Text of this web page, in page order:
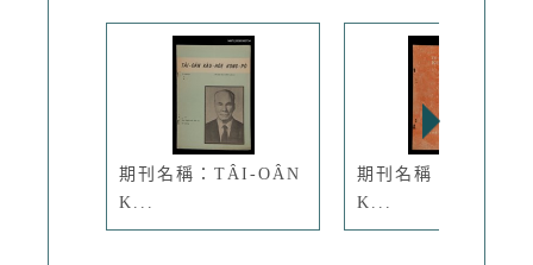
期刊名稱：TÂI-OÂN
K...
期刊名稱：TÂI-
K...